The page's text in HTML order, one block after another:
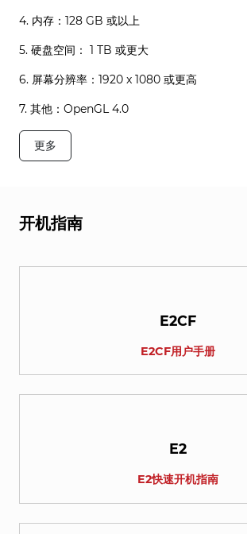
4. 内存：128 GB 或以上
5. 硬盘空间： 1 TB 或更大
6. 屏幕分辨率：1920 x 1080 或更高
7. 其他：OpenGL 4.0
更多
开机指南
E2CF
E2CF用户手册
E2
E2快速开机指南